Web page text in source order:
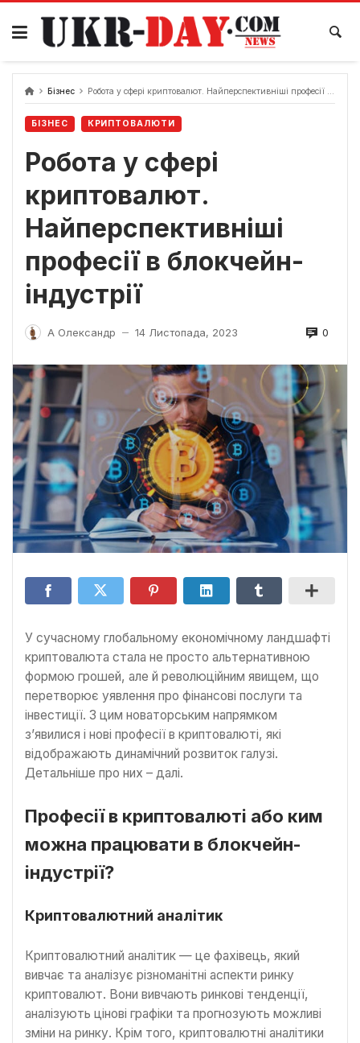
Перейти
вмісту
Бізнес Робота у сфері криптовалют. Найперспективніші професії в блокчейн-індустрії
БІЗНЕС КРИПТОВАЛЮТИ
Робота у сфері
криптовалют.
Найперспективніші
професії в блокчейн-
індустрії
А Олександр — 14 Листопада, 2023 0
У сучасному глобальному економічному ландшафті
криптовалюта стала не просто альтернативною
формою грошей, але й революційним явищем, що
перетворює уявлення про фінансові послуги та
інвестиції. З цим новаторським напрямком
з’явилися і нові професії в криптовалюті, які
відображають динамічний розвиток галузі.
Детальніше про них – далі.
Професії в криптовалюті або ким
можна працювати в блокчейн-
індустрії?
Криптовалютний аналітик
Криптовалютний аналітик — це фахівець, який
вивчає та аналізує різноманітні аспекти ринку
криптовалют. Вони вивчають ринкові тенденції,
аналізують цінові графіки та прогнозують можливі
зміни на ринку. Крім того, криптовалютні аналітики